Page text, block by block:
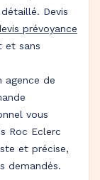
Devis
prévoyance
et sans
agence de
vous
Roc Eclerc
et précise,
demandés.